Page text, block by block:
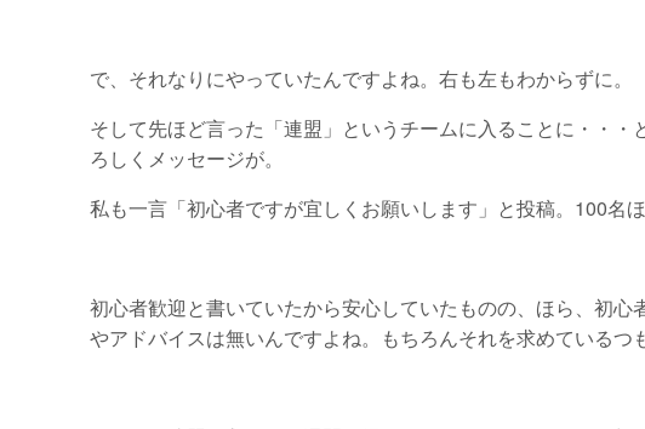
で、それなりにやっていたんですよね。右も左もわからずに。
そして先ほど言った「連盟」というチームに入ることに・・
ろしくメッセージが。
私も一言「初心者ですが宜しくお願いします」と投稿。100名
初心者歓迎と書いていたから安心していたものの、ほら、初
やアドバイスは無いんですよね。もちろんそれを求めているつ